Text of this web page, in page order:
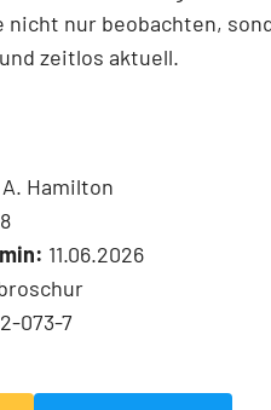
nicht nur beobachten,
zeitlos aktuell.
Hamilton
11.06.2026
073-7